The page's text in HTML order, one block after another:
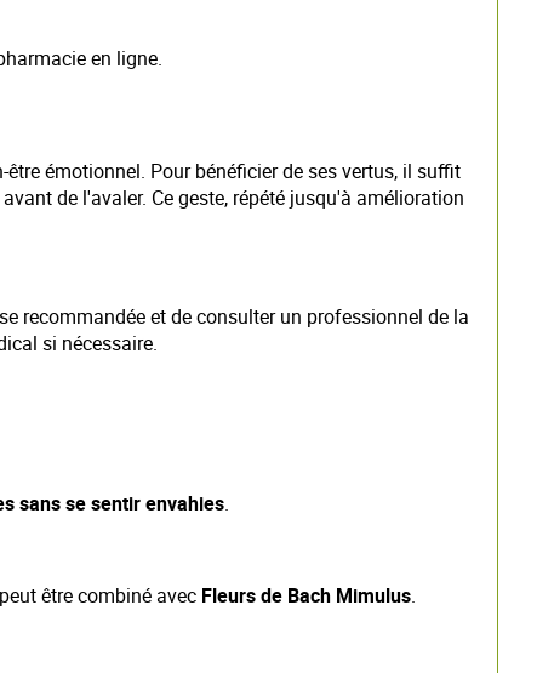
en ligne.
émotionnel. Pour bénéficier de ses vertus, il suffit
de l'avaler. Ce geste, répété jusqu'à amélioration
recommandée et de consulter un professionnel de la
si nécessaire.
sans se sentir envahies.
être combiné avec Fleurs de Bach Mimulus.